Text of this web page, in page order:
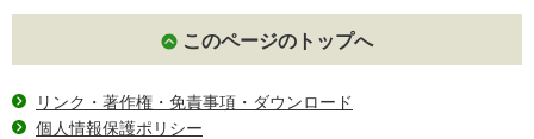
このページのトップへ
リンク・著作権・免責事項・ダウンロード
個人情報保護ポリシー